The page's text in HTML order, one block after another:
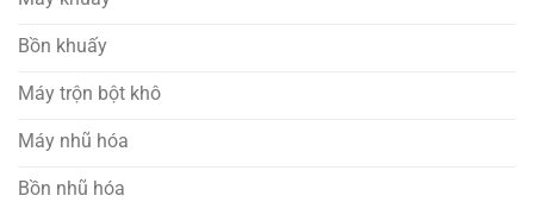
Bồn khuấy
Máy trộn bột khô
Máy nhũ hóa
Bồn nhũ hóa